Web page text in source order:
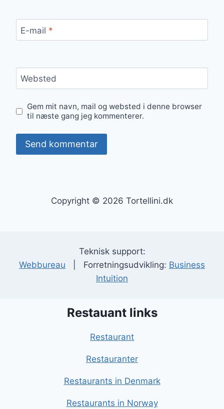
E-mail *
Websted
Gem mit navn, mail og websted i denne browser
til næste gang jeg kommenterer.
Copyright © 2026 Tortellini.dk
Teknisk support:
Webbureau | Forretningsudvikling: Business
Intuition
Restauant links
Restaurant
Restauranter
Restaurants in Denmark
Restaurants in Norway